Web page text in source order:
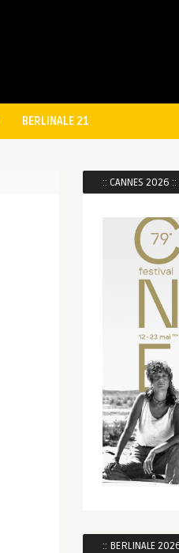
BERLINALE 21
:: CANNES 2026 ::
:: BERLINALE